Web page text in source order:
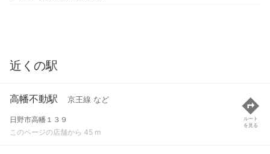
近くの駅
高幡不動駅 京王線 など
日野市高幡１３９
このページの店舗から 45 m
ルート
を見る